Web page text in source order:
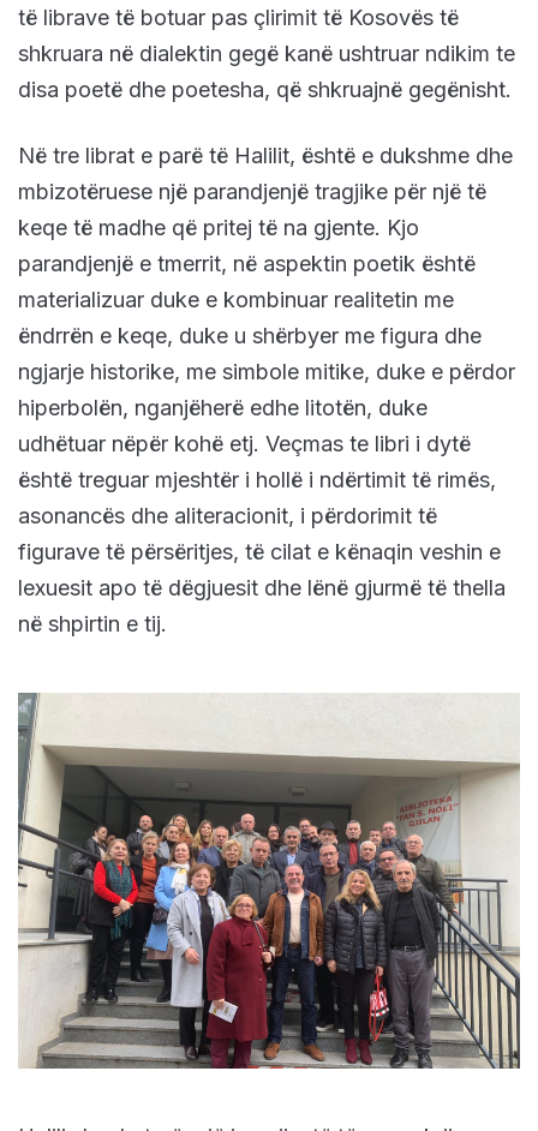
të librave të botuar pas çlirimit të Kosovës të
shkruara në dialektin gegë kanë ushtruar ndikim te
disa poetë dhe poetesha, që shkruajnë gegënisht.
Në tre librat e parë të Halilit, është e dukshme dhe
mbizotëruese një parandjenjë tragjike për një të
keqe të madhe që pritej të na gjente. Kjo
parandjenjë e tmerrit, në aspektin poetik është
materializuar duke e kombinuar realitetin me
ëndrrën e keqe, duke u shërbyer me figura dhe
ngjarje historike, me simbole mitike, duke e përdor
hiperbolën, nganjëherë edhe litotën, duke
udhëtuar nëpër kohë etj. Veçmas te libri i dytë
është treguar mjeshtër i hollë i ndërtimit të rimës,
asonancës dhe aliteracionit, i përdorimit të
figurave të përsëritjes, të cilat e kënaqin veshin e
lexuesit apo të dëgjuesit dhe lënë gjurmë të thella
në shpirtin e tij.